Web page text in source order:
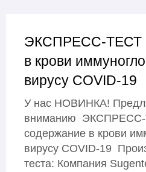
ЭКСПРЕСС-ТЕСТ
в крови
вирусу COVID-19
У нас НОВИНКА!
вниманию
содержание в крови
вирусу COVID-19
теста: Компания